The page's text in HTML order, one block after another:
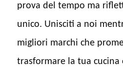
prova del tempo ma
unico. Unisciti a noi
migliori marchi che
trasformare la tua